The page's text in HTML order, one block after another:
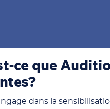
ce que
dans la